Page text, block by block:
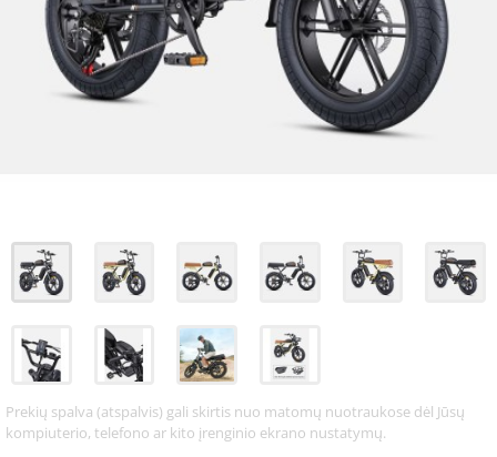
Prekių spalva (atspalvis) gali skirtis nuo matomų nuotraukose dėl Jūsų
kompiuterio, telefono ar kito įrenginio ekrano nustatymų.